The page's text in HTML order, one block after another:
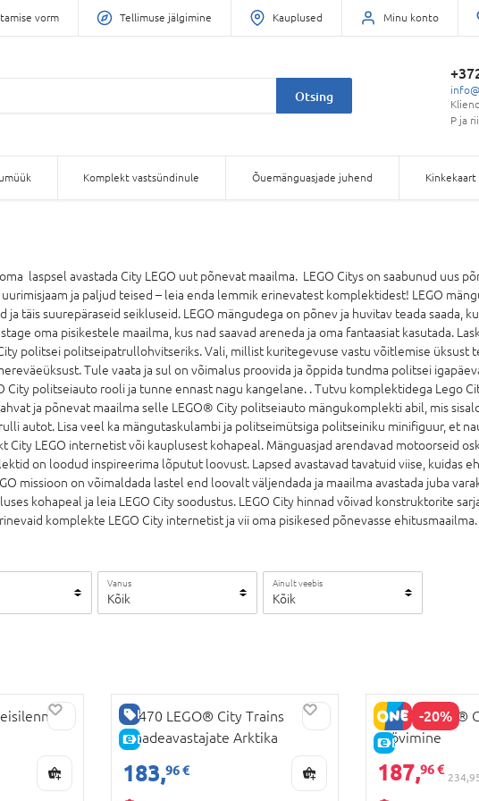
vorm Tellimuse jälgimine Kauplused Minu konto
Otsing
P ja
Komplekt vastsündinule Õuemänguasjade juhend Kinkekaart
laspsel avastada City LEGO uut põnevat maailma. LEGO Citys on saabunud uus
ja paljud teised – leia enda lemmik erinevatest komplektidest! LEGO
ja täis suurepäraseid seikluseid. LEGO mängudega on põnev ja huvitav teada saada,
oma pisikestele maailma, kus nad saavad areneda ja oma fantaasiat kasutada.
politsei politseipatrullohvitseriks. Vali, millist kuritegevuse vastu võitlemise üksust
Tule vaata ja sul on võimalus proovida ja õppida tundma politsei
City politseiauto rooli ja tunne ennast nagu kangelane. . Tutvu komplektidega Lego
ja põnevat maailma selle LEGO® City politseiauto mängukomplekti abil, mis
autot. Lisa veel ka mängutaskulambi ja politseimütsiga politseiniku minifiguur, et
LEGO internetist või kauplusest kohapeal. Mänguasjad arendavad motoorseid
on loodud inspireerima lõputut loovust. Lapsed avastavad tavatuid viise, kuidas
missioon on võimaldada lastel end loovalt väljendada ja maailma avastada juba
kohapeal ja leia LEGO City soodustus. LEGO City hinnad võivad konstruktorite
komplekte LEGO City internetist ja vii oma pisikesed põnevasse ehitusmaailma.
Vanus
Kõik
Ainult veebis
Kõik
HEA HIND
E-HIND
60470 LEGO® City Trains
Maadeavastajate Arktika
183,96 €
-20%
E-HIND
60508 LEGO®
röövimine
187,96 €